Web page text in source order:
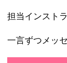
担当インスト
一言ずつメッ